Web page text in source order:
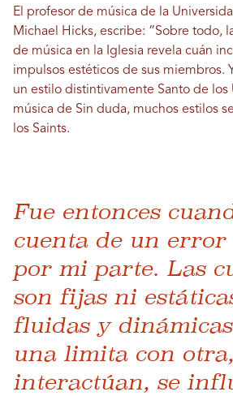
El profesor de música de la
Michael Hicks, escribe: “Sobre todo,
de música en la Iglesia revela cuán
impulsos estéticos de sus miembros.
un estilo distintivamente Santo de los
música de Sin duda, muchos estilos
los Saints.
Fue entonces
cuenta de un error
por mi parte. Las
son fijas ni
fluidas y
una limita con otra,
interactúan, se